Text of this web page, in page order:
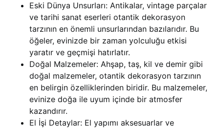
Eski Dünya Unsurları: Antikalar, vintage parçalar
ve tarihi sanat eserleri otantik dekorasyon
tarzının en önemli unsurlarından bazılarıdır. Bu
öğeler, evinizde bir zaman yolculuğu etkisi
yaratır ve geçmişi hatırlatır.
Doğal Malzemeler: Ahşap, taş, kil ve demir gibi
doğal malzemeler, otantik dekorasyon tarzının
en belirgin özelliklerinden biridir. Bu malzemeler,
evinize doğa ile uyum içinde bir atmosfer
kazandırır.
El İşi Detaylar: El yapımı aksesuarlar ve